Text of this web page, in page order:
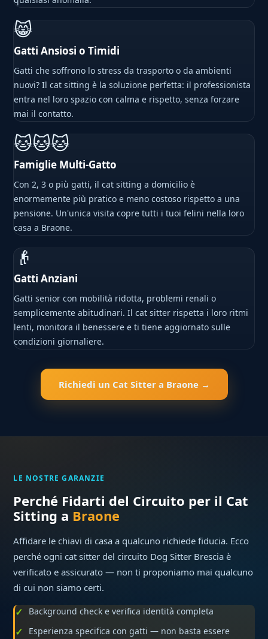
😸
Gatti Ansiosi o Timidi
Gatti che soffrono lo stress da trasporto o da ambienti
nuovi? Il cat sitting è la soluzione perfetta: il professionista
entra nel loro spazio con calma e rispetto, senza forzare
mai il contatto.
🐱🐱🐱
Famiglie Multi-Gatto
Con 2, 3 o più gatti, il cat sitting a domicilio è
enormemente più pratico e meno costoso rispetto a una
pensione. Un'unica visita copre tutti i tuoi felini nella loro
casa a Braone.
👴
Gatti Anziani
Gatti senior con mobilità ridotta, problemi renali o
semplicemente abitudinari. Il cat sitter rispetta i loro ritmi
lenti, monitora il benessere e ti tiene aggiornato sulle
condizioni giornaliere.
Richiedi un Cat Sitter a Braone →
LE NOSTRE GARANZIE
Perché Fidarti del Circuito per il Cat
Sitting a Braone
Affidare le chiavi di casa a qualcuno richiede fiducia. Ecco
perché ogni cat sitter del circuito Dog Sitter Brescia è
verificato e assicurato — non ti proponiamo mai qualcuno
di cui non siamo certi.
Background check e verifica identità completa
Esperienza specifica con gatti — non basta essere